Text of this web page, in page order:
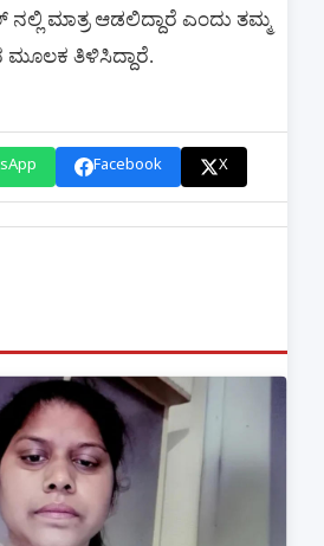
ಮಾತ್ರ ಆಡಲಿದ್ದಾರೆ ಎಂದು ತಮ್ಮ
ತಿಳಿಸಿದ್ದಾರೆ.
Facebook X